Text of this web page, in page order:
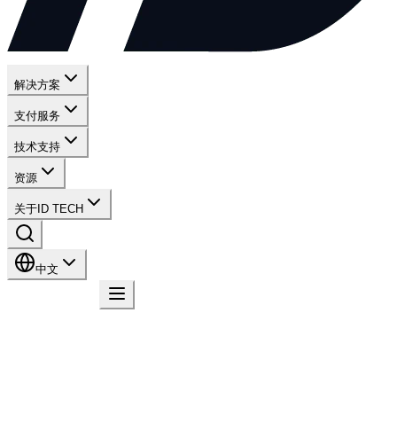
解决方案
支付服务
技术支持
资源
关于ID TECH
中文